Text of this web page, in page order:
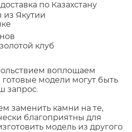
по Казахстану
из Якутии
клуб
воплощаем
модели могут быть
запрос.
заменить камни на те,
благоприятны для
модель из другого